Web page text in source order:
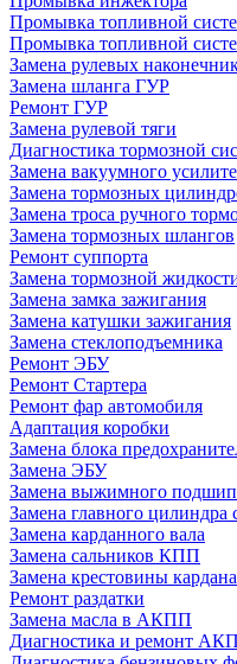
Промывка топливной
Промывка топливной
Замена рулевых
Замена шланга ГУР
Ремонт ГУР
Замена рулевой тяги
Диагностика тормозной
Замена вакуумного
Замена тормозных
Замена троса ручного
Замена тормозных шлангов
Ремонт суппорта
Замена тормозной
Замена замка зажигания
Замена катушки зажигания
Замена стеклоподъемника
Ремонт ЭБУ
Ремонт Стартера
Ремонт фар автомобиля
Адаптация коробки
Замена блока
Замена ЭБУ
Замена выжимного
Замена главного цилиндра
Замена карданного вала
Замена сальников КПП
Замена крестовины кардана
Ремонт раздатки
Замена масла в АКПП
Диагностика и ремонт